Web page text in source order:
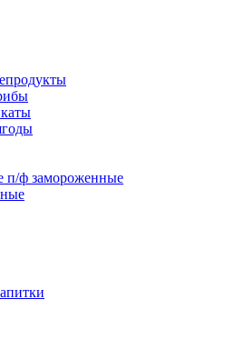
п/ф замороженные